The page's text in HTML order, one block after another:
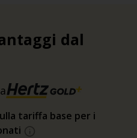
dal
tariffa base per i